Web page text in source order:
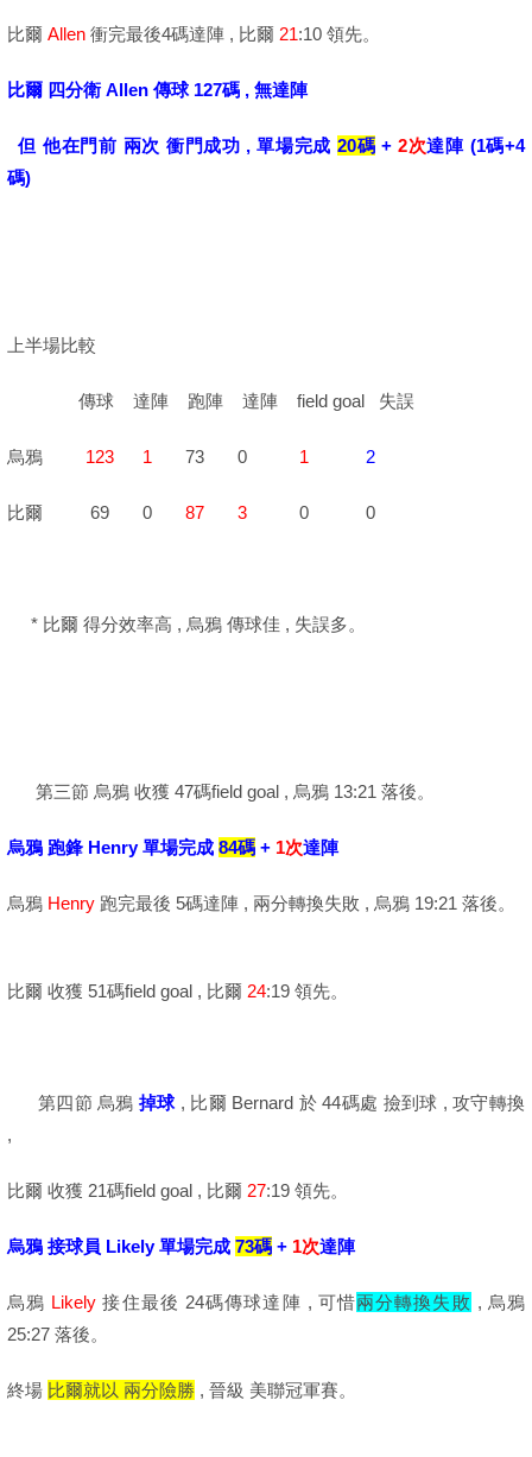
比爾 Allen 衝完最後4碼達陣 , 比爾 21:10 領先。
比爾 四分衛 Allen 傳球 127碼 , 無達陣
但 他在門前 兩次 衝門成功 , 單場完成 20碼 + 2次達陣 (1碼+4
碼)
上半場比較
傳球 達陣 跑陣 達陣 field goal 失誤
烏鴉 123 1 73 0 1 2
比爾 69 0 87 3 0 0
* 比爾 得分效率高 , 烏鴉 傳球佳 , 失誤多。
第三節 烏鴉 收獲 47碼field goal , 烏鴉 13:21 落後。
烏鴉 跑鋒 Henry 單場完成 84碼 + 1次達陣
烏鴉 Henry 跑完最後 5碼達陣 , 兩分轉換失敗 , 烏鴉 19:21 落後。
比爾 收獲 51碼field goal , 比爾 24:19 領先。
第四節 烏鴉掉球, 比爾 Bernard 於 44碼處 撿到球 , 攻守轉換
,
比爾 收獲 21碼field goal , 比爾 27:19 領先。
烏鴉 接球員 Likely 單場完成 73碼 + 1次達陣
烏鴉 Likely 接住最後 24碼傳球達陣 , 可惜兩分轉換失敗 , 烏鴉
25:27 落後。
終場 比爾就以 兩分險勝 , 晉級 美聯冠軍賽。